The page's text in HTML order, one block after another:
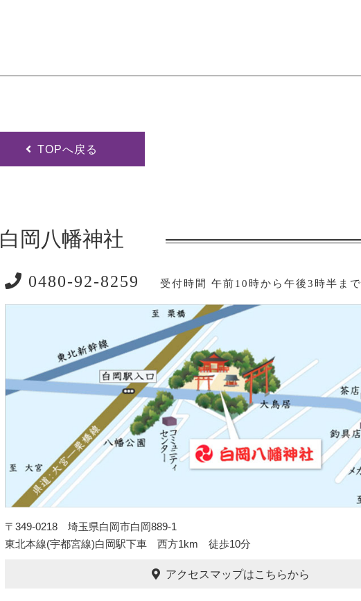
TOPへ戻る
白岡八幡神社
0480-92-8259 受付時間 午前10時から午後3時半まで
〒349-0218 埼玉県白岡市白岡889-1
東北本線(宇都宮線)白岡駅下車 西方1km 徒歩10分
アクセスマップはこちらから